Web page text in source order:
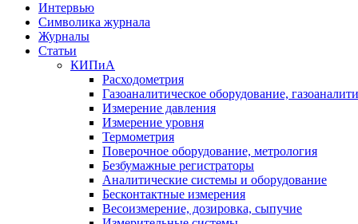
Интервью
Символика журнала
Журналы
Статьи
КИПиА
Расходометрия
Газоаналитическое оборудование,
Измерение давления
Измерение уровня
Термометрия
Поверочное оборудование, метрология
Безбумажные регистраторы
Аналитические системы и оборудование
Бесконтактные измерения
Весоизмерение, дозировка, сыпучие